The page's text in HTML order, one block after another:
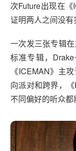
次Future出现在《
证明两人之间没有
一次发三张专辑
标准专辑，
《ICEMAN》主
向派对和跨界，
不同偏好的听众都